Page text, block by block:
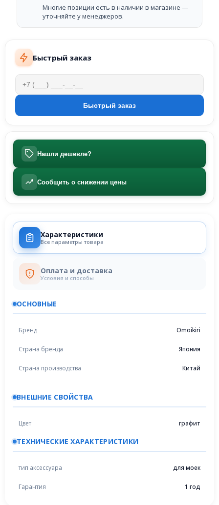
Быстрый заказ
Нашли дешевле?
Сообщить о снижении цены
Многие позиции есть в наличии в магазине —
уточняйте у менеджеров.
Характеристики
Все параметры товара
Оплата и доставка
Условия и способы
ОСНОВНЫЕ
Бренд Omoikiri
Страна бренда Япония
Страна производства Китай
ВНЕШНИЕ СВОЙСТВА
Цвет графит
ТЕХНИЧЕСКИЕ ХАРАКТЕРИСТИКИ
тип аксессуара для моек
Гарантия 1 год